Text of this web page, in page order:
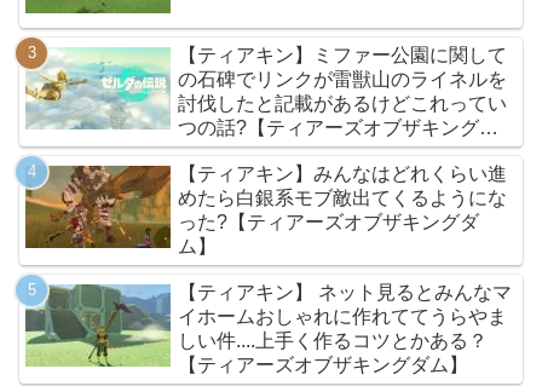
【ティアキン】ミファー公園に関して
の石碑でリンクが雷獣山のライネルを
討伐したと記載があるけどこれってい
つの話?【ティアーズオブザキングダ
ム】
【ティアキン】みんなはどれくらい進
めたら白銀系モブ敵出てくるようにな
った?【ティアーズオブザキングダ
ム】
【ティアキン】 ネット見るとみんなマ
イホームおしゃれに作れててうらやま
しい件....上手く作るコツとかある？
【ティアーズオブザキングダム】